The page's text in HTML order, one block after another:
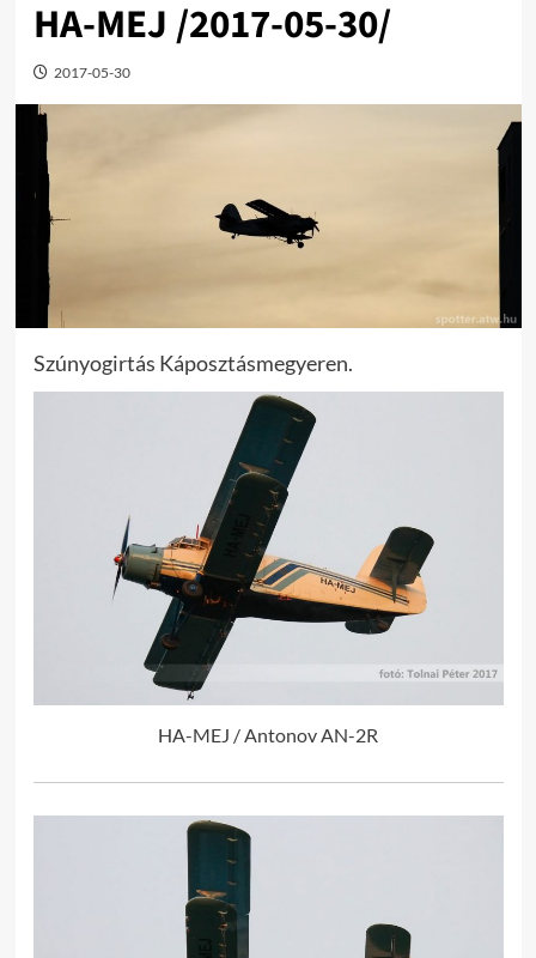
HA-MEJ /2017-05-30/
2017-05-30
Szúnyogirtás Káposztásmegyeren.
HA-MEJ / Antonov AN-2R